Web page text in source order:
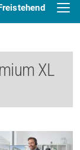
XL